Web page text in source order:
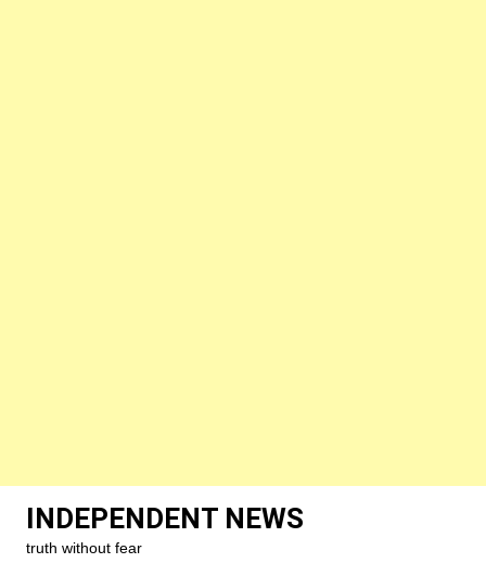
content
INDEPENDENT NEWS
truth without fear